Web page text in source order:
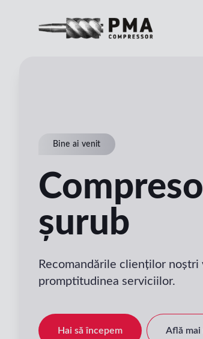
Bine ai venit
șurub
Recomandările clienților noștri
promptitudinea serviciilor.
Hai să începem Află mai